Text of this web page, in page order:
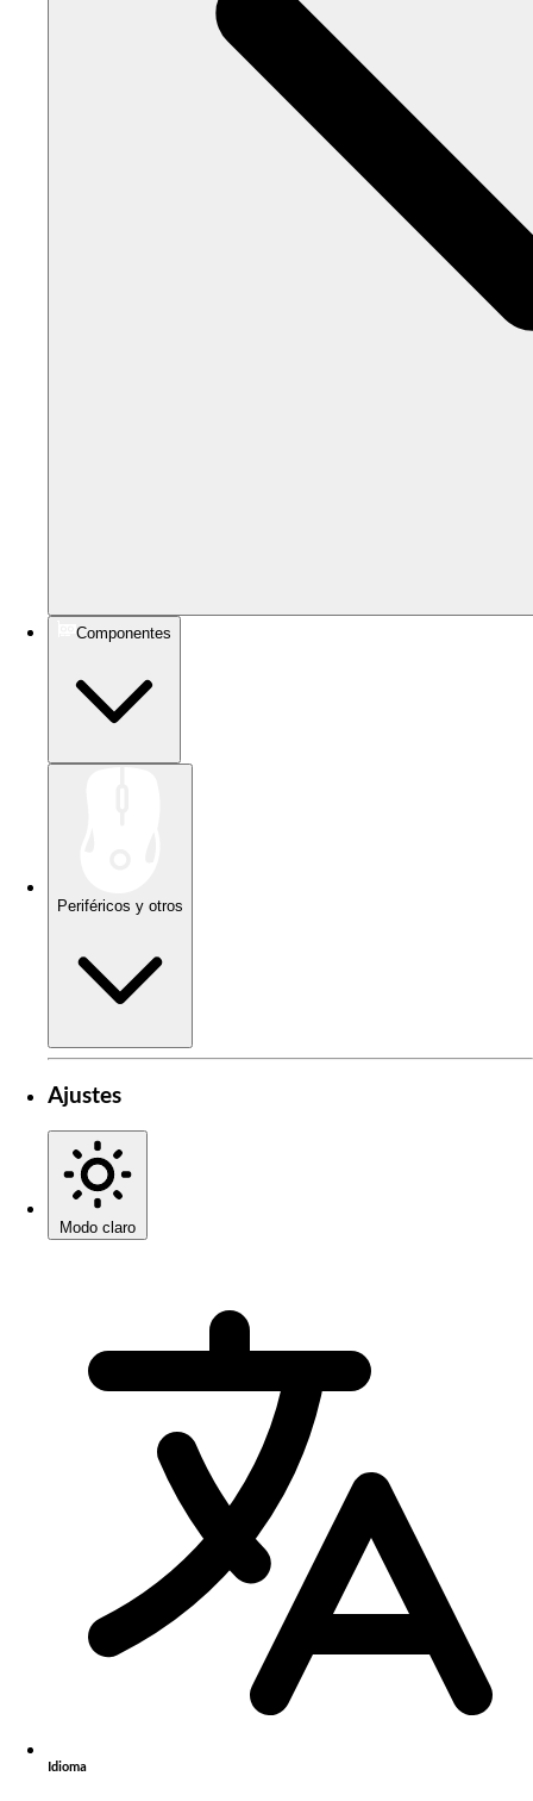
Componentes
Periféricos y otros
Ajustes
Modo claro
Idioma